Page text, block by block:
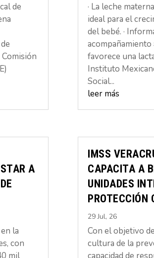
de
A
la
con
mil
· La leche
ideal para el
del bebé. ·
acompañamiento
favorece una
Instituto
Social...
leer más
IMSS
CAPACITA A
UNIDADES
PROTECCIÓN
29 Jul, 26
Con el objetivo
cultura de la
capacidad de